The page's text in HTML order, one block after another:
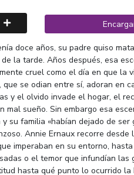
doce años, su padre quiso
la tarde. Años después, esa
cruel como el día en que la
se odian entre sí, adoran en
y el olvido invade el hogar, el
mal sueño. Sin embargo esa
su familia «habían dejado de ser
Annie Ernaux recorre desde
imperaban en su entorno,
o el temor que infundían las
hasta qué punto lo ocurrido la